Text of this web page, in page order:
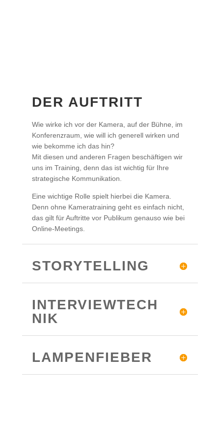
DER AUFTRITT
Wie wirke ich vor der Kamera, auf der Bühne, im
Konferenzraum, wie will ich generell wirken und
wie bekomme ich das hin?
Mit diesen und anderen Fragen beschäftigen wir
uns im Training, denn das ist wichtig für Ihre
strategische Kommunikation.
Eine wichtige Rolle spielt hierbei die Kamera.
Denn ohne Kameratraining geht es einfach nicht,
das gilt für Auftritte vor Publikum genauso wie bei
Online-Meetings.
STORYTELLING
INTERVIEWTECH
NIK
LAMPENFIEBER